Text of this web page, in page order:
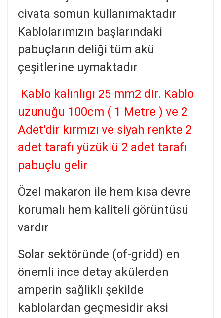
civata somun kullanımaktadır
Kablolarımızın başlarındaki
pabuçların deliği tüm akü
çeşitlerine uymaktadır
Kablo kalınlıgı 25 mm2 dir. Kablo
uzunuğu 100cm ( 1 Metre ) ve 2
Adet'dir kırmızı ve siyah renkte 2
adet tarafı yüzüklü 2 adet tarafı
pabuçlu gelir
Özel makaron ile hem kısa devre
korumalı hem kaliteli görüntüsü
vardır
Solar sektöründe (of-gridd) en
önemli ince detay akülerden
amperin sağliklı şekilde
kablolardan geçmesidir aksi